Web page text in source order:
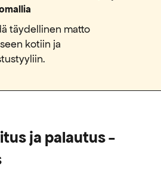
täydellinen matto
kotiin ja
ja palautus -